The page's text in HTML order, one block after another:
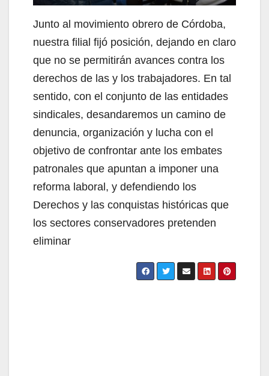
Junto al movimiento obrero de Córdoba,
nuestra filial fijó posición, dejando en claro
que no se permitirán avances contra los
derechos de las y los trabajadores. En tal
sentido, con el conjunto de las entidades
sindicales, desandaremos un camino de
denuncia, organización y lucha con el
objetivo de confrontar ante los embates
patronales que apuntan a imponer una
reforma laboral, y defendiendo los
Derechos y las conquistas históricas que
los sectores conservadores pretenden
eliminar